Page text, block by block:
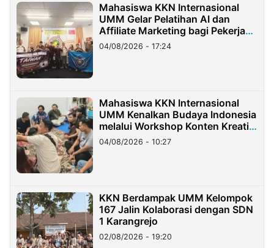
Mahasiswa KKN Internasional
UMM Gelar Pelatihan AI dan
Affiliate Marketing bagi Pekerja
Migran Indonesia di Taiwan
04/08/2026 - 17:24
Mahasiswa KKN Internasional
UMM Kenalkan Budaya Indonesia
melalui Workshop Konten Kreatif
di Taiwan
04/08/2026 - 10:27
KKN Berdampak UMM Kelompok
167 Jalin Kolaborasi dengan SDN
1 Karangrejo
02/08/2026 - 19:20